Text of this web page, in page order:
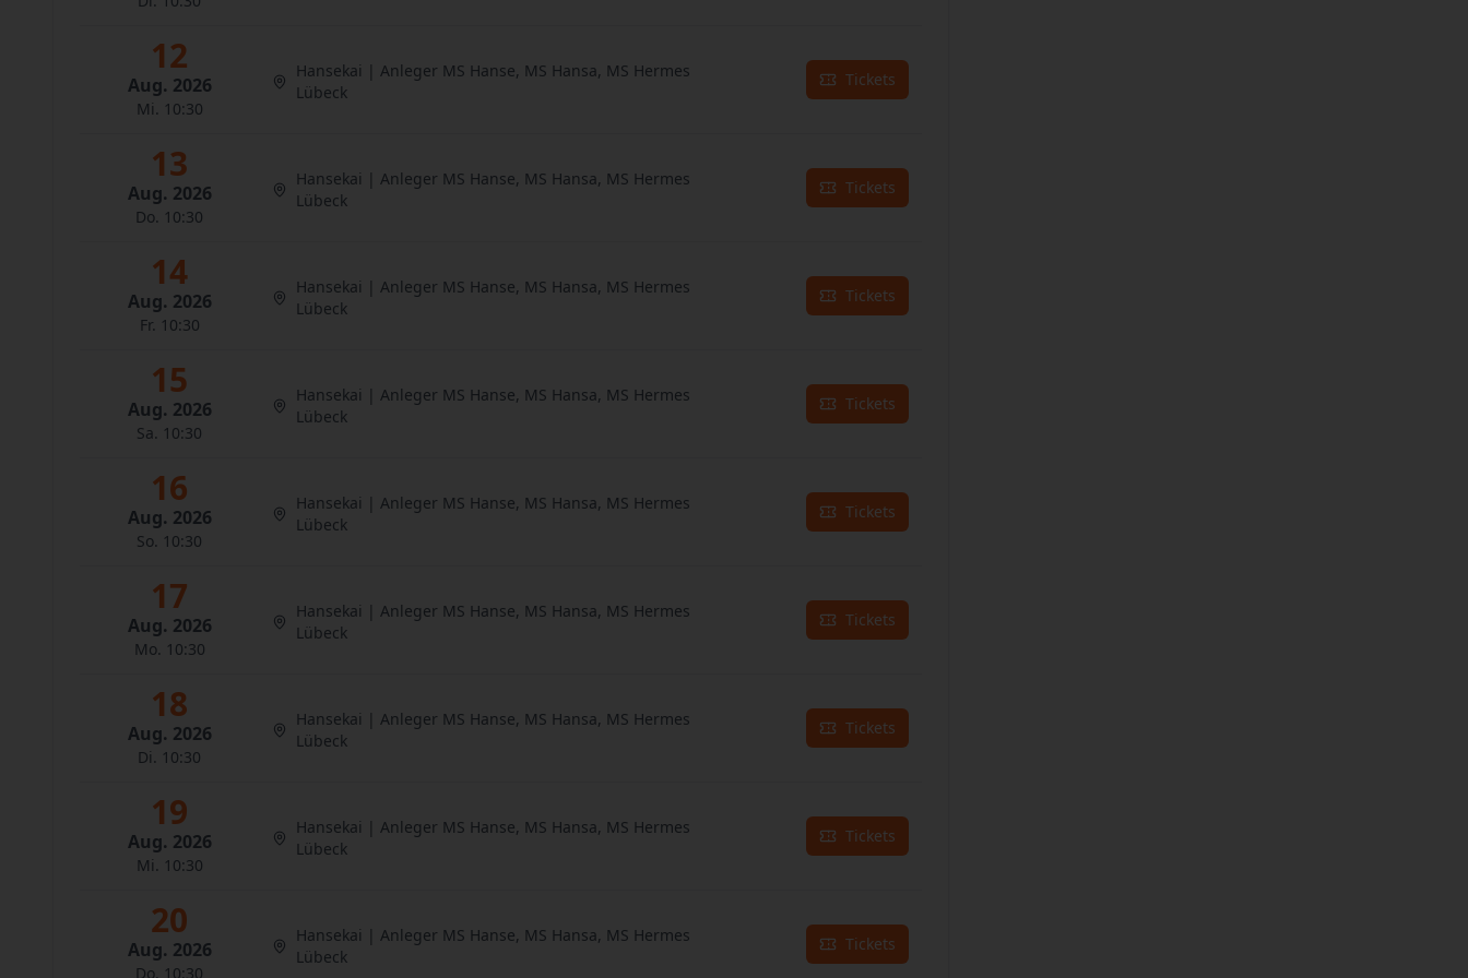
12
Aug. 2026
Mi. 10:30
Hansekai | Anleger MS Hanse, MS Hansa, MS Hermes
Lübeck
Tickets
13
Aug. 2026
Do. 10:30
Hansekai | Anleger MS Hanse, MS Hansa, MS Hermes
Lübeck
Tickets
14
Aug. 2026
Fr. 10:30
Hansekai | Anleger MS Hanse, MS Hansa, MS Hermes
Lübeck
Tickets
15
Aug. 2026
Sa. 10:30
Hansekai | Anleger MS Hanse, MS Hansa, MS Hermes
Lübeck
Tickets
16
Aug. 2026
So. 10:30
Hansekai | Anleger MS Hanse, MS Hansa, MS Hermes
Lübeck
Tickets
17
Aug. 2026
Mo. 10:30
Hansekai | Anleger MS Hanse, MS Hansa, MS Hermes
Lübeck
Tickets
18
Aug. 2026
Di. 10:30
Hansekai | Anleger MS Hanse, MS Hansa, MS Hermes
Lübeck
Tickets
19
Aug. 2026
Mi. 10:30
Hansekai | Anleger MS Hanse, MS Hansa, MS Hermes
Lübeck
Tickets
20
Aug. 2026
Do. 10:30
Hansekai | Anleger MS Hanse, MS Hansa, MS Hermes
Lübeck
Tickets